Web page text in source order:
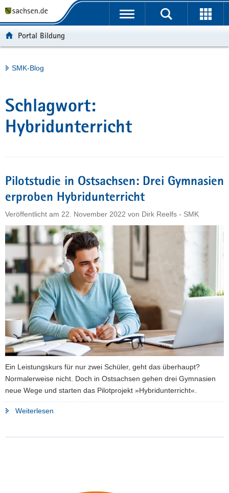
t
e
r
g
e
n
e
N
a
i
g
t
o
n
u
h
a
e
v
e
Portalübergreifende
Portal Bildung
Hauptinhalt
SMK-Blog
Schlagwort:
Hybridunterricht
Pilotstudie in Ostsachsen: Drei Gymnasien
erproben Hybridunterricht
Veröffentlicht am 22. November 2022 von Dirk Reelfs - SMK
Ein Leistungskurs für nur zwei Schüler, geht das überhaupt?
Normalerweise nicht. Doch in Ostsachsen gehen drei Gymnasien
neue Wege und starten das Pilotprojekt »Hybridunterricht«.
Weiterlesen